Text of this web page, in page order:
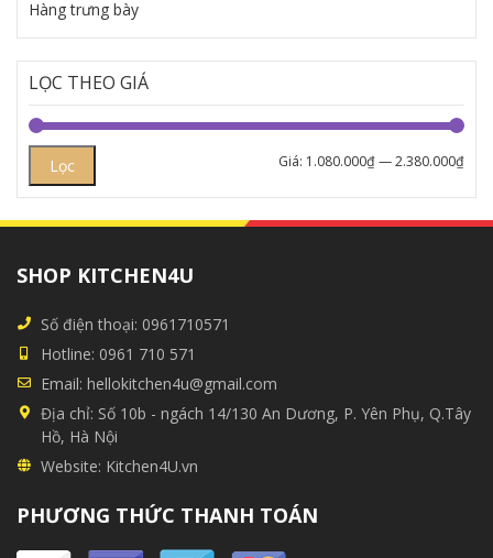
Hàng trưng bày
LỌC THEO GIÁ
Lọc Giá: 1.080.000₫—2.380.000₫
SHOP KITCHEN4U
Số điện thoại: 0961710571
Hotline: 0961 710 571
Email: hellokitchen4u@gmail.com
Địa chỉ: Số 10b - ngách 14/130 An Dương, P. Yên Phụ, Q.Tây
Hồ, Hà Nội
Website: Kitchen4U.vn
PHƯƠNG THỨC THANH TOÁN